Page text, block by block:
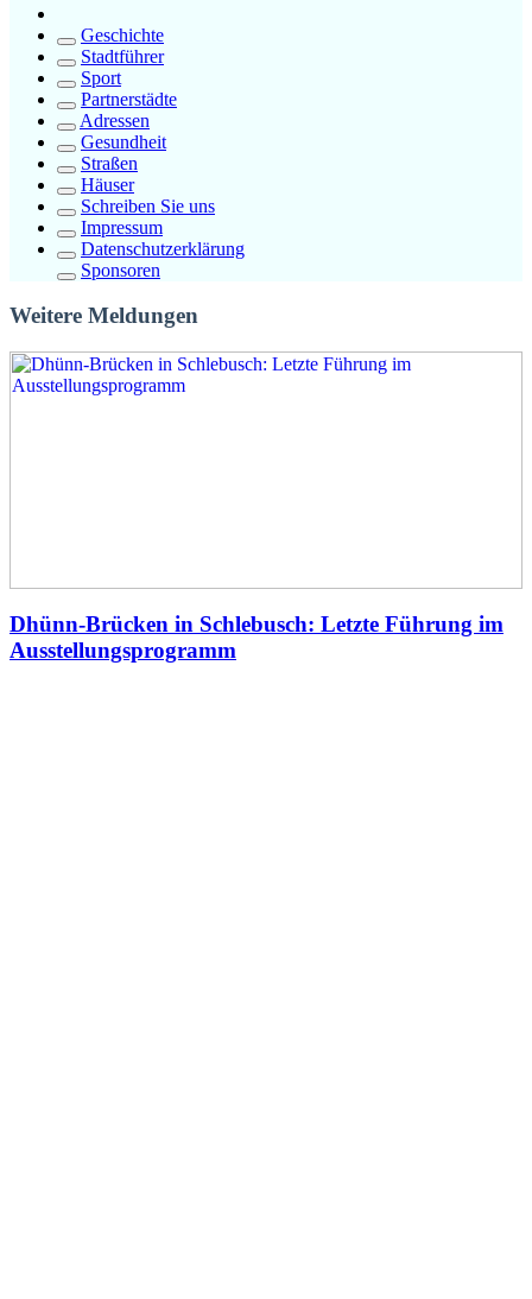
Geschichte
Stadtführer
Sport
Partnerstädte
Adressen
Gesundheit
Straßen
Häuser
Schreiben Sie uns
Impressum
Datenschutzerklärung
Sponsoren
Weitere Meldungen
Dhünn-Brücken in Schlebusch: Letzte Führung im
Ausstellungsprogramm